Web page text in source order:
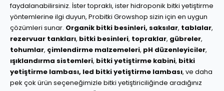
faydalanabilirsiniz. İster topraklı, ister hidroponik bitki yetiştirme
yöntemlerine ilgi duyun, Probitki Growshop sizin için en uygun
çözümleri sunar. Organik bitki besinleri, saksılar, tablalar,
rezervuar tankları, bitki besinleri, topraklar, gübreler,
tohumlar, çimlendirme malzemeleri, pH düzenleyiciler,
ışıklandırma sistemleri, bitki yetiştirme kabini, bitki
yetiştirme lambası, led bitki yetiştirme lambası, ve daha
pek çok ürün seçeneğimizle bitki yetiştiriciliğinde aradığınız